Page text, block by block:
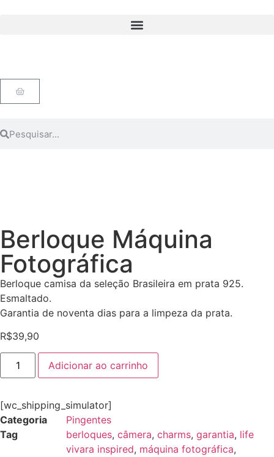
Berloque Máquina
Fotográfica
Berloque camisa da seleção Brasileira em prata 925.
Esmaltado.
Garantia de noventa dias para a limpeza da prata.
R$39,90
Adicionar ao carrinho
[wc_shipping_simulator]
Categoria
Pingentes
Tag
berloques, câmera, charms, garantia, life
vivara inspired, máquina fotográfica,